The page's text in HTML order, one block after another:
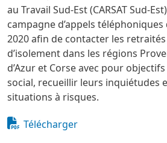
au Travail Sud-Est (CARSAT Sud-
campagne d’appels
2020 afin de contacter les
d’isolement dans les régions
d’Azur et Corse avec pour
social, recueillir leurs inquiétudes
situations à risques.
Document
Télécharger